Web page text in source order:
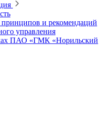
и рекомендаций
управления
ПАО «ГМК «Норильский